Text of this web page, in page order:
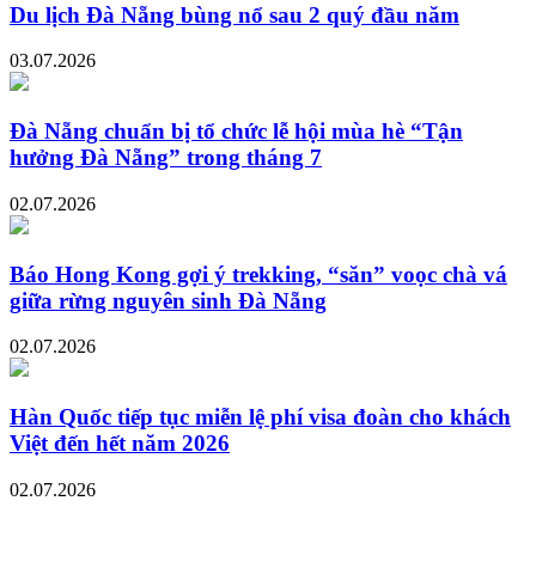
Du lịch Đà Nẵng bùng nổ sau 2 quý đầu năm
03.07.2026
Đà Nẵng chuẩn bị tổ chức lễ hội mùa hè “Tận
hưởng Đà Nẵng” trong tháng 7
02.07.2026
Báo Hong Kong gợi ý trekking, “săn” voọc chà vá
giữa rừng nguyên sinh Đà Nẵng
02.07.2026
Hàn Quốc tiếp tục miễn lệ phí visa đoàn cho khách
Việt đến hết năm 2026
02.07.2026